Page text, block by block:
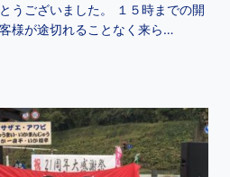
うございました。 １５時までの開
様が途切れることなく来ら…